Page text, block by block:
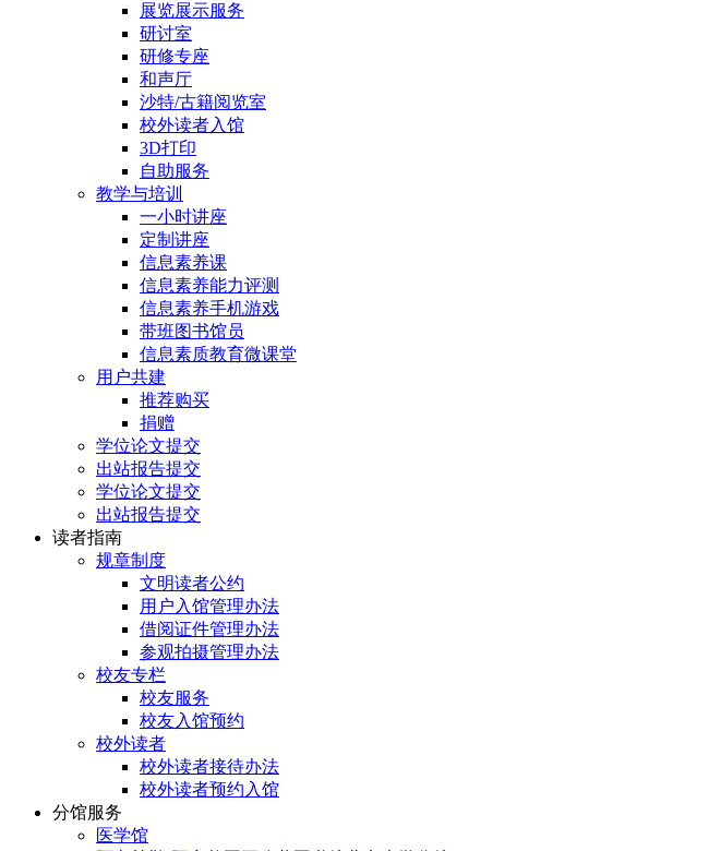
展览展示服务
研讨室
研修专座
和声厅
沙特/古籍阅览室
校外读者入馆
3D打印
自助服务
教学与培训
一小时讲座
定制讲座
信息素养课
信息素养能力评测
信息素养手机游戏
带班图书馆员
信息素质教育微课堂
用户共建
推荐购买
捐赠
学位论文提交
出站报告提交
学位论文提交
出站报告提交
读者指南
规章制度
文明读者公约
用户入馆管理办法
借阅证件管理办法
参观拍摄管理办法
校友专栏
校友服务
校友入馆预约
校外读者
校外读者接待办法
校外读者预约入馆
分馆服务
医学馆